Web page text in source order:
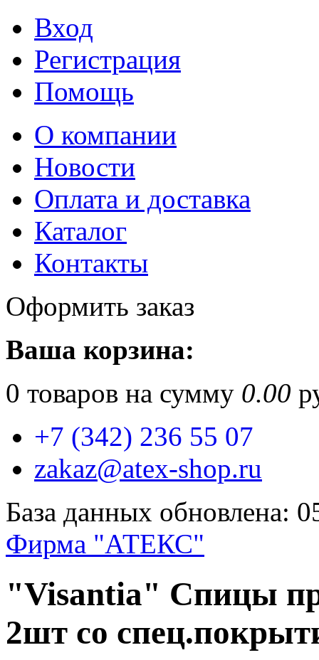
Вход
Регистрация
Помощь
О компании
Новости
Оплата и доставка
Каталог
Контакты
Оформить заказ
Ваша корзина:
0 товаров на сумму 0.00
+7 (342) 236 55 07
zakaz@atex-shop.ru
База данных обновлена:
Фирма "АТЕКС"
"Visantia" Спицы
2шт со